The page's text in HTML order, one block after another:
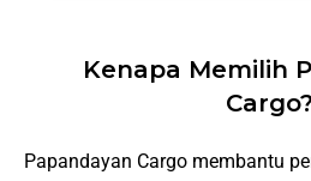
Kenapa Memilih
Cargo?
Papandayan Cargo membantu